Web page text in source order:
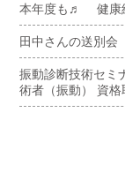
本年度も♬ 健康
田中さんの送別
振動診断技術セミ
術者（振動） 資格